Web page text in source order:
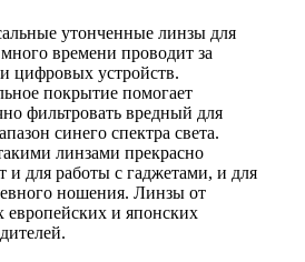
утонченные линзы для
времени проводит за
цифровых устройств.
покрытие помогает
фильтровать вредный для
синего спектра света.
линзами прекрасно
и для работы с гаджетами, и для
ношения. Линзы от
европейских и японских